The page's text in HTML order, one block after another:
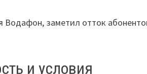
Водафон, заметил отток
и условия